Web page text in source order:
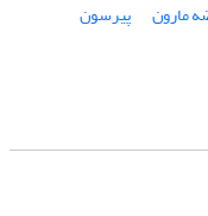
مارون پیرسون